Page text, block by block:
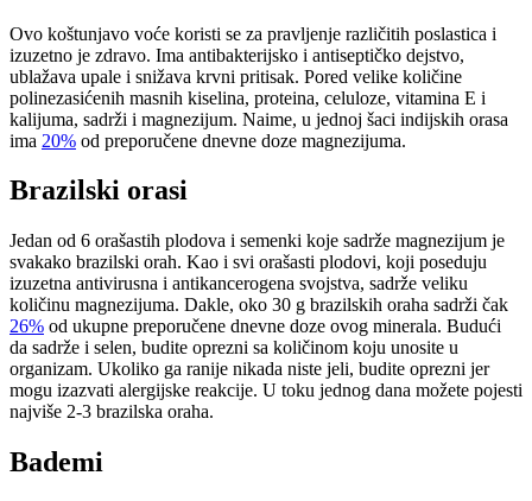
Ovo koštunjavo voće koristi se za pravljenje različitih poslastica i
izuzetno je zdravo. Ima antibakterijsko i antiseptičko dejstvo,
ublažava upale i snižava krvni pritisak. Pored velike količine
polinezasićenih masnih kiselina, proteina, celuloze, vitamina E i
kalijuma, sadrži i magnezijum. Naime, u jednoj šaci indijskih orasa
ima 20% od preporučene dnevne doze magnezijuma.
Brazilski orasi
Jedan od 6 orašastih plodova i semenki koje sadrže magnezijum je
svakako brazilski orah. Kao i svi orašasti plodovi, koji poseduju
izuzetna antivirusna i antikancerogena svojstva, sadrže veliku
količinu magnezijuma. Dakle, oko 30 g brazilskih oraha sadrži čak
26% od ukupne preporučene dnevne doze ovog minerala. Budući
da sadrže i selen, budite oprezni sa količinom koju unosite u
organizam. Ukoliko ga ranije nikada niste jeli, budite oprezni jer
mogu izazvati alergijske reakcije. U toku jednog dana možete pojesti
najviše 2-3 brazilska oraha.
Bademi